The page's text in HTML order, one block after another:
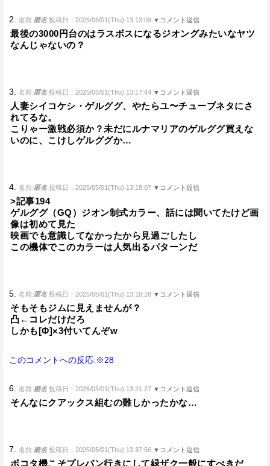
2. 名前:匿名 投稿日：2025/05/01(Thu) 13:13:09 ▼コメント返信
最後の3000円台のはラスボスになるジオングみたいなヤツ
なんじゃないの？
3. 名前:匿名 投稿日：2025/05/01(Thu) 13:17:44 ▼コメント返信
人妻シイコケシ・ゲルググ、やたらユ〜チューブネタにさ
れてるな。
こりゃー激戦必須か？未だにルナマリアのゲルググ買えな
いのに、こけしゲルググか…
4. 名前:匿名 投稿日：2025/05/01(Thu) 13:18:07 ▼コメント返信
>記事194
ゲルググ（GQ）ジオン制式カラー、話には聞いてたけど画
像は初めて見た
映画でも意識してなかったから見過ごしたし
この機体でこのカラーは人気出るパターンだ
5. 名前:匿名 投稿日：2025/05/01(Thu) 13:18:28 ▼コメント返信
そもそもジムに見えませんが？
凸←コレだけだろ
しかも[Φ]×3付いてんぞw
このコメントへの反応:※28
6. 名前:匿名 投稿日：2025/05/01(Thu) 13:21:27 ▼コメント返信
そんなにクアックス組むの難しかったかな…
7. 名前:匿名 投稿日：2025/05/01(Thu) 13:37:56 ▼コメント返信
ボコタ機こそプレバン行きにして緑ザク一般にすべきだ